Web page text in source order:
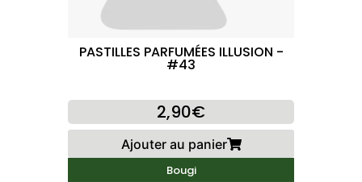
PASTILLES PARFUMÉES ILLUSION -
#43
2,90€
Ajouter au panier
Bougi